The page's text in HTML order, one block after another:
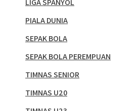
LIGA SPANYOL
PIALA DUNIA
SEPAK BOLA
SEPAK BOLA PEREMPUAN
TIMNAS SENIOR
TIMNAS U20